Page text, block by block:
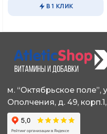
В 1 КЛИК
м. “Октябрьское поле”,
Ополчения, д. 49,